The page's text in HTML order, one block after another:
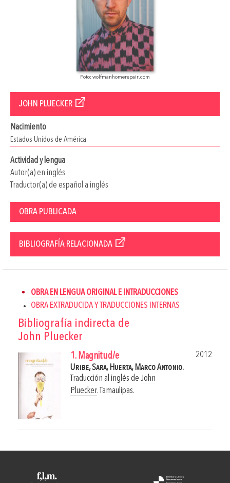
Foto: wolfmanhomerepair.com
JOHN PLUECKER
Nacimiento
Estados Unidos de América
Actividad y lengua
Autor(a) en inglés
Traductor(a) de español a inglés
OBRA PUBLICADA
BIBLIOGRAFÍA RELACIONADA
OBRA EN LENGUA ORIGINAL E INTRADUCCIONES
OBRA EXTRADUCIDA Y TRADUCCIONES INTERNAS
Bibliografía indirecta de
John Pluecker
1. Magnitud/e
2012
Uribe, Sara, Huerta, Marco Antonio.
Traducción al inglés de John
Pluecker. Tamaulipas.